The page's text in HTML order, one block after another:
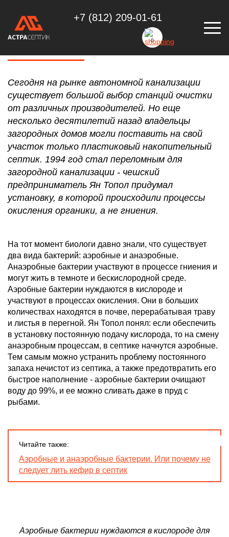
+7 (812) 209-01-61
0
КАК ПОЯВИЛАСЬ ПЕРВАЯ СТАНЦИЯ
ОЧИСТКИ. КТО СЕЙЧАС ПРОИЗВОДИТ
Сегодня на рынке автономной канализации
существует большой выбор станций очистки
от различных производителей. Но еще
несколько десятилетий назад владельцы
загородных домов могли поставить на свой
участок только пластиковый накопительный
септик. 1994 год стал переломным для
загородной канализации - чешский
предприниматель Ян Топол придумал
установку, в которой происходили процессы
окисления органики, а не гниения.
На тот момент биологи давно знали, что существует
два вида бактерий: аэробные и анаэробные.
Анаэробные бактерии участвуют в процессе гниения и
могут жить в темноте и бескислородной среде.
Аэробные бактерии нуждаются в кислороде и
участвуют в процессах окисления. Они в больших
количествах находятся в почве, перерабатывая траву
и листья в перегной. Ян Топол понял: если обеспечить
в установку постоянную подачу кислорода, то на смену
анаэробным процессам, в септике начнутся аэробные.
Тем самым можно устранить проблему постоянного
запаха нечистот из септика, а также предотвратить его
быстрое наполнение - аэробные бактерии очищают
воду до 99%, и ее можно сливать даже в пруд с
рыбами.
Читайте также:
Аэробные и анаэробные бактерии. Или почему не
следует лить кефир в септик
Аэробные бактерии нуждаются в кислороде для